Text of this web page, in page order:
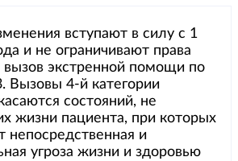
вступают в силу с 1
и не ограничивают права
вызов экстренной помощи по
Вызовы 4-й категории
состояний, не
жизни пациента, при которых
непосредственная и
угроза жизни и здоровью